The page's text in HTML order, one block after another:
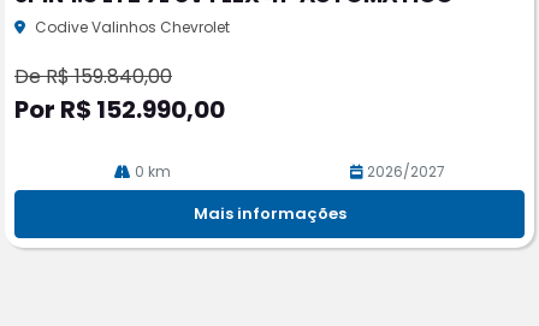
he
Codive Valinhos Chevrolet
De R$ 159.840,00
Por R$ 152.990,00
0 km 2026/2027
Mais informações